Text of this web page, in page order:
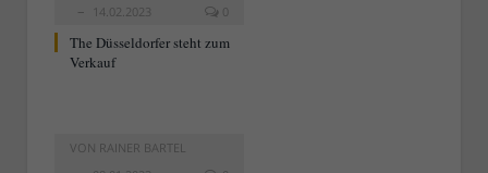
14.02.2023
0
The Düsseldorfer steht zum
Verkauf
VON RAINER BARTEL